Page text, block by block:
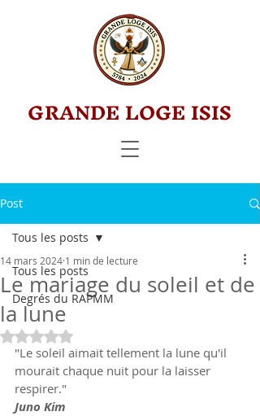
GRANDE LOGE ISIS
Post
Tous les posts
Degrés du RAPMM
Tous les posts
Le mariage du soleil et de
la lune
14 mars 2024 1 min de lecture
Noté NaN étoiles sur 5.
"Le soleil aimait tellement la lune qu'il
mourait chaque nuit pour la laisser
respirer."
Juno Kim